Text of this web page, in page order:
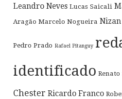
Leandro Neves Lucas Saicali
Aragão Marcelo Nogueira Nizan
Pedro Prado Rafael Pitanguy
identificado Renato
Chester Ricardo Franco